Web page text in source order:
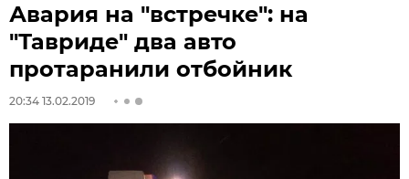
Авария на "встречке": на
"Тавриде" два авто
протаранили отбойник
20:34 13.02.2019